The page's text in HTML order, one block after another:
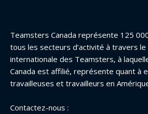
Teamsters Canada représente 125
tous les secteurs d’activité à travers
internationale des Teamsters, à
Canada est affilié, représente quant à
travailleuses et travailleurs en
Contactez-nous :